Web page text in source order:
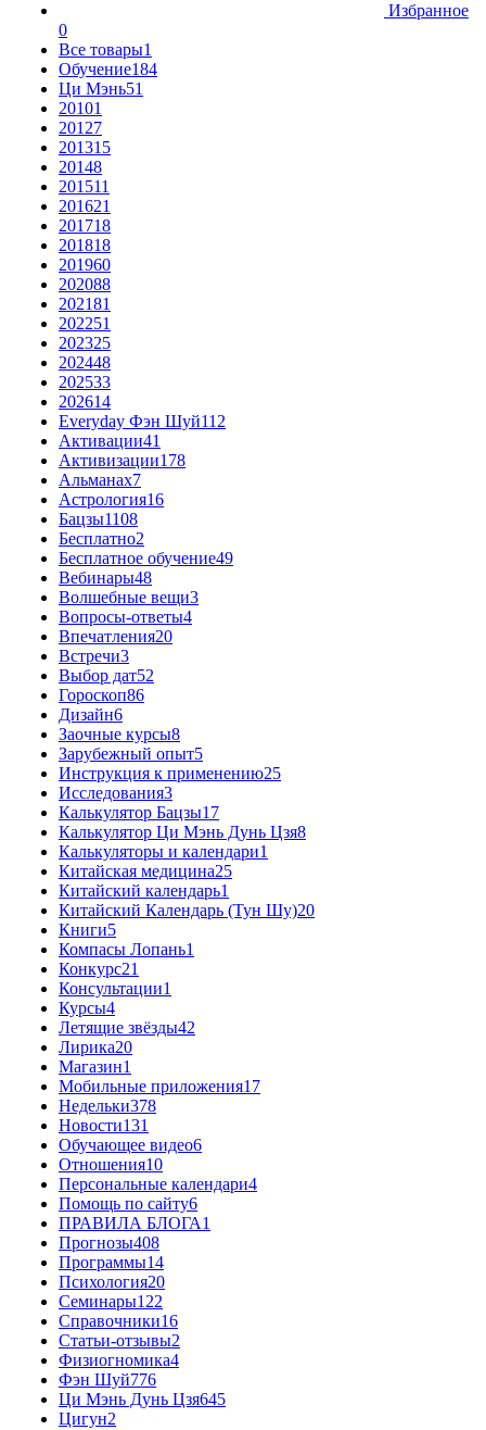
Избранное
0
Все товары1
Обучение184
Ци Мэнь51
20101
20127
201315
20148
201511
201621
201718
201818
201960
202088
202181
202251
202325
202448
202533
202614
Everyday Фэн Шуй112
Активации41
Активизации178
Альманах7
Астрология16
Бацзы1108
Бесплатно2
Бесплатное обучение49
Вебинары48
Волшебные вещи3
Вопросы-ответы4
Впечатления20
Встречи3
Выбор дат52
Гороскоп86
Дизайн6
Заочные курсы8
Зарубежный опыт5
Инструкция к применению25
Исследования3
Калькулятор Бацзы17
Калькулятор Ци Мэнь Дунь Цзя8
Калькуляторы и календари1
Китайская медицина25
Китайский календарь1
Китайский Календарь (Тун Шу)20
Книги5
Компасы Лопань1
Конкурс21
Консультации1
Курсы4
Летящие звёзды42
Лирика20
Магазин1
Мобильные приложения17
Недельки378
Новости131
Обучающее видео6
Отношения10
Персональные календари4
Помощь по сайту6
ПРАВИЛА БЛОГА1
Прогнозы408
Программы14
Психология20
Семинары122
Справочники16
Статьи-отзывы2
Физиогномика4
Фэн Шуй776
Ци Мэнь Дунь Цзя645
Цигун2